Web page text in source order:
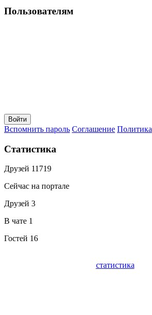
Пользователям
Вспомнить пароль Соглашение Политика
Статистика
Друзей 11719
Сейчас на портале
Друзей 3
В чате 1
Гостей 16
статистика